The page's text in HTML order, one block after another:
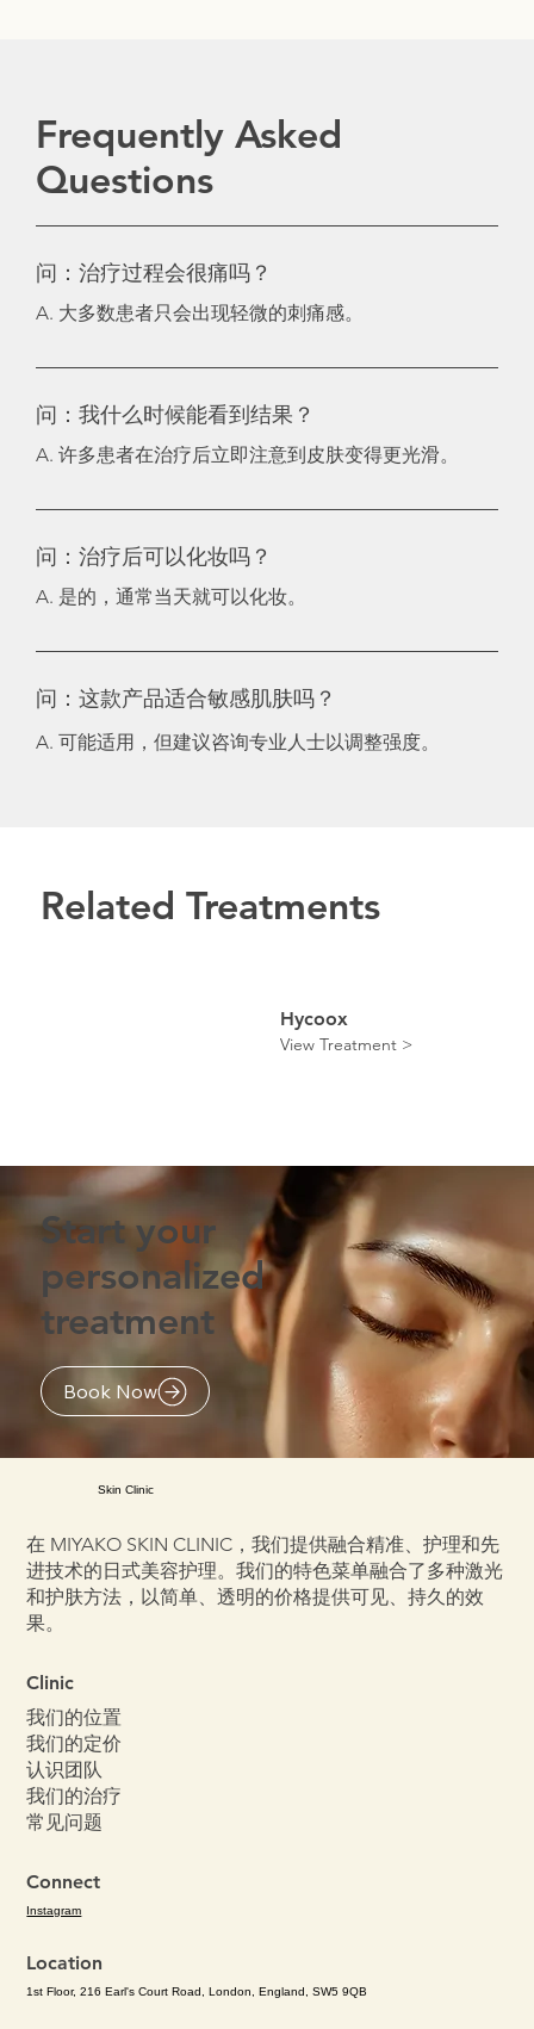
Frequently Asked
Questions
问：治疗过程会很痛吗？
A. 大多数患者只会出现轻微的刺痛感。
问：我什么时候能看到结果？
A. 许多患者在治疗后立即注意到皮肤变得更光滑。
问：治疗后可以化妆吗？
A. 是的，通常当天就可以化妆。
问：这款产品适合敏感肌肤吗？
A. 可能适用，但建议咨询专业人士以调整强度。
Related Treatments
Hycoox
View Treatment >
Start your
personalized
treatment
Book Now
Skin Clinic
在 MIYAKO SKIN CLINIC，我们提供融合精准、护理和先
进技术的日式美容护理。我们的特色菜单融合了多种激光
和护肤方法，以简单、透明的价格提供可见、持久的效
果。
Clinic
我们的位置
我们的定价
认识团队
我们的治疗
常见问题
Connect
Instagram
Location
1st Floor, 216 Earl's Court Road, London, England, SW5 9QB